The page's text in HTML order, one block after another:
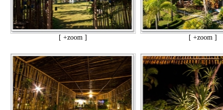
[ +zoom ] [ +zoom ]